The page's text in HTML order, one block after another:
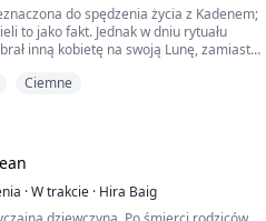
do spędzenia życia z Kadenem;
to jako fakt. Jednak w dniu rytuału
inną kobietę na swoją Lunę, zamiast
który pojawił się w jej życiu, stał się
drugiej szansy. Czy będzie wystarczająco
Ciemne
·W trakcie · Hira Baig